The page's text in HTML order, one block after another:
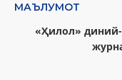
МАЪЛУМОТ
«Ҳилол»